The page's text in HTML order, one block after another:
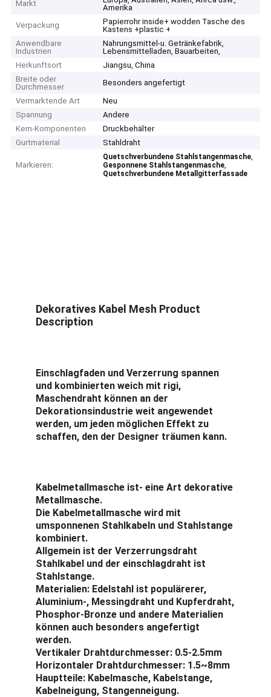
Markt
Amerika
Verpackung
Papierrohr inside+ wodden Tasche des
Kastens +plastic +
Anwendbare
Industrien
Nahrungsmittel-u. Getränkefabrik,
Lebensmittelladen, Bauarbeiten,
Herkunftsort
Jiangsu, China
Breite oder
Durchmesser
Besonders angefertigt
Vermarktende Art
Neu
Spannung
Andere
Kern-Komponenten
Druckbehälter
Gurtmaterial
Stahldraht
Markieren:
Quetschverbundene Stahlstangenmasche,
Gesponnene Stahlstangenmasche,
Quetschverbundene Metallgitterfassade
Dekoratives Kabel Mesh Product
Description
Einschlagfaden und Verzerrung spannen
und kombinierten weich mit rigi,
Maschendraht können an der
Dekorationsindustrie weit angewendet
werden, um jeden möglichen Effekt zu
schaffen, den der Designer träumen kann.
Kabelmetallmasche ist- eine Art dekorative
Metallmasche.
Die Kabelmetallmasche wird mit
umsponnenen Stahlkabeln und Stahlstange
kombiniert.
Allgemein ist der Verzerrungsdraht
Stahlkabel und der einschlagdraht ist
Stahlstange.
Materialien: Edelstahl ist populärerer,
Aluminium-, Messingdraht und Kupferdraht,
Phosphor-Bronze und andere Materialien
können auch besonders angefertigt
werden.
Vertikaler Drahtdurchmesser: 0.5-2.5mm
Horizontaler Drahtdurchmesser: 1.5~8mm
Hauptteile: Kabelmasche, Kabelstange,
Kabelneigung, Stangenneigung.